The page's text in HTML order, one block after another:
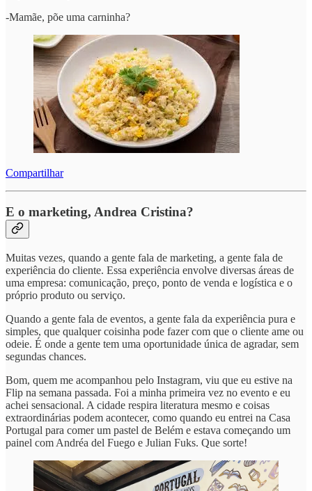
-Mamãe, põe uma carninha?
Compartilhar
E o marketing, Andrea Cristina?
Muitas vezes, quando a gente fala de marketing, a gente fala de
experiência do cliente. Essa experiência envolve diversas áreas de
uma empresa: comunicação, preço, ponto de venda e logística e o
próprio produto ou serviço.
Quando a gente fala de eventos, a gente fala da experiência pura e
simples, que qualquer coisinha pode fazer com que o cliente ame ou
odeie. É onde a gente tem uma oportunidade única de agradar, sem
segundas chances.
Bom, quem me acompanhou pelo Instagram, viu que eu estive na
Flip na semana passada. Foi a minha primeira vez no evento e eu
achei sensacional. A cidade respira literatura mesmo e coisas
extraordinárias podem acontecer, como quando eu entrei na Casa
Portugal para comer um pastel de Belém e estava começando um
painel com Andréa del Fuego e Julian Fuks. Que sorte!